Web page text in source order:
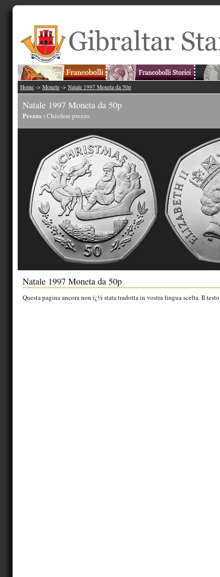
Home -> Monete -> Natale 1997 Moneta da 50p
Natale 1997 Moneta da 50p
Prezzo : Chiedere prezzo
Natale 1997 Moneta da 50p
Questa pagina ancora non ï¿½ stata tradotta in vostra lingua scelta. Il